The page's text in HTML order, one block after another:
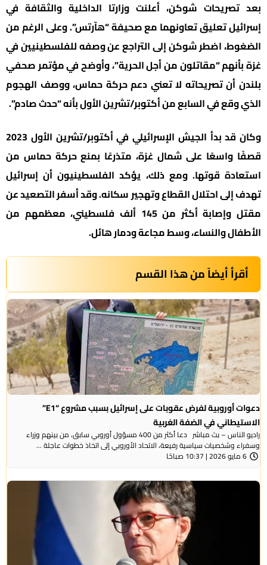
بعد تصريحات شوكن، أعلنت وزارتا الداخلية والثقافة في
إسرائيل تعليق تعاونهما مع صحيفة “هآرتس”. وعلى الرغم من
الضغوط، اضطر شوكن إلى التراجع عن وصفه للفلسطينيين في
غزة بأنهم “مقاتلون من أجل الحرية”، وأوضح في مؤتمر صحفي
بلندن أن تصريحاته لا تعني دعم حركة حماس، ووصف الهجوم
الذي وقع في السابع من أكتوبر/تشرين الأول بأنه “حدث صادم”.
وكان قد بدأ الجيش الإسرائيلي في أكتوبر/تشرين الأول 2023
قصفًا واسعًا على شمال غزة، متذرعًا بمنع حركة حماس من
استعادة قوتها. ومع ذلك، يؤكد الفلسطينيون أن إسرائيل
تهدف إلى احتلال القطاع وتهجير سكانه. وقد أسفر التصعيد عن
مقتل وإصابة أكثر من 145 ألف فلسطيني، معظمهم من
الأطفال والنساء، وسط مجاعة ودمار هائل.
أقرأ أيضاً من هذا القسم
دعوات أوروبية لفرض عقوبات على إسرائيل بسبب مشروع “E1”
الاستيطاني في الضفة الغربية
راديو الناس – بث مباشر دعا أكثر من 400 مسؤول أوروبي سابق، من بينهم وزراء
وسفراء وشخصيات سياسية رفيعة، الاتحاد الأوروبي إلى اتخاذ خطوات عاجلة ...
6 مايو 2026 | 10:37 صباحًا